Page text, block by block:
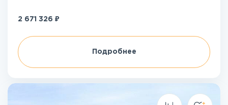
2 671 326 ₽
Подробнее